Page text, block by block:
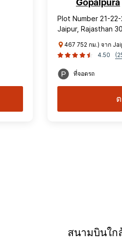
Gopalpura
Plot Number 21-
Jaipur, Rajasthan
467 752 กม.) จาก
4.50
ที่จอดรถ
สนามบินใก